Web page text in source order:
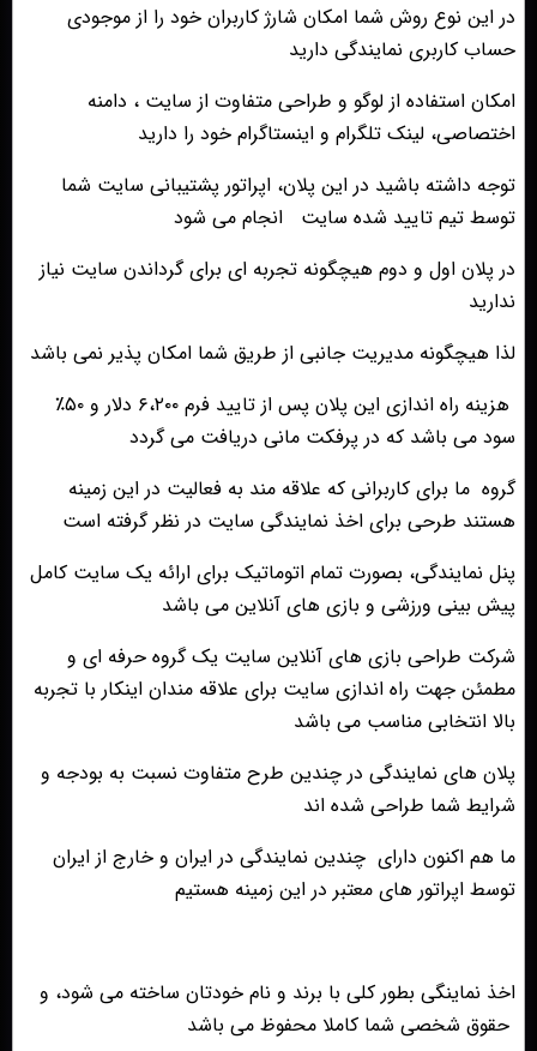
در این نوع روش شما امکان شارژ کاربران خود را از موجودی
حساب کاربری نمایندگی دارید
امکان استفاده از لوگو و طراحی متفاوت از سایت ، دامنه
اختصاصی، لینک تلگرام و اینستاگرام خود را دارید
توجه داشته باشید در این پلان، اپراتور پشتیبانی سایت شما
توسط تیم تایید شده سایت انجام می شود
در پلان اول و دوم هیچگونه تجربه ای برای گرداندن سایت نیاز
ندارید
لذا هیچگونه مدیریت جانبی از طریق شما امکان پذیر نمی باشد
هزینه راه اندازی این پلان پس از تایید فرم ۶،۲۰۰ دلار و ۵۰٪
سود می باشد که در پرفکت مانی دریافت می گردد
گروه ما براى كاربرانى كه علاقه مند به فعاليت در اين زمينه
هستند طرحى براى اخذ نمايندگى سايت در نظر گرفته است
پنل نمایندگی، بصورت تمام اتوماتیک برای ارائه یک سایت کامل
پیش بینی ورزشی و بازی های آنلاین می باشد
شرکت طراحی بازی های آنلاین سایت یک گروه حرفه ای و
مطمئن جهت راه اندازی سایت برای علاقه مندان اینکار با تجربه
بالا انتخابی مناسب می باشد
پلان های نمایندگی در چندین طرح متفاوت نسبت به بودجه و
شرایط شما طراحی شده اند
ما هم اکنون دارای چندین نمایندگی در ایران و خارج از ایران
توسط اپراتور های معتبر در این زمینه هستیم
اخذ نماینگی بطور کلی با برند و نام خودتان ساخته می شود، و
حقوق شخصی شما کاملا محفوظ می باشد